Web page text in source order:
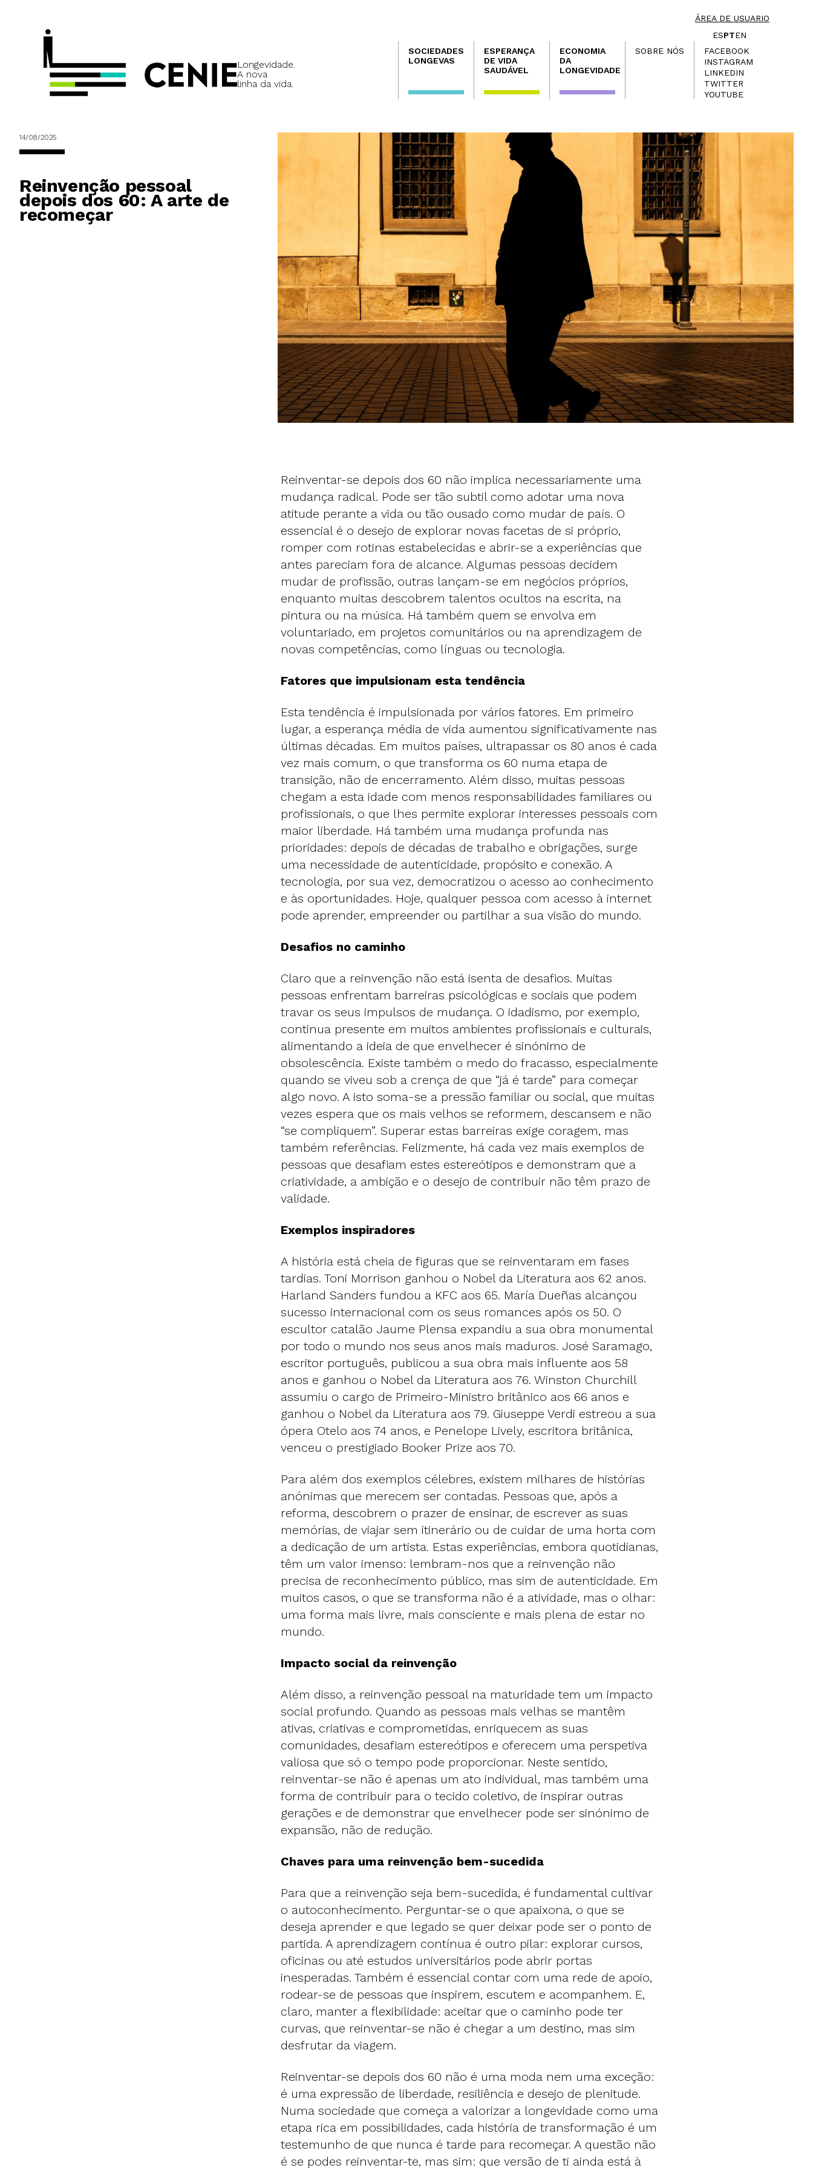
ÁREA DE USUARIO
Longevidade.
A nova
linha da vida.
ESPTEN
Navegación
principal
SOCIEDADES
LONGEVAS
ESPERANÇA
DE VIDA
SAUDÁVEL
ECONOMIA
DA
LONGEVIDADE
SOBRE NÓS
FACEBOOK
INSTAGRAM
LINKEDIN
TWITTER
YOUTUBE
14/08/2025
Reinvenção pessoal
depois dos 60: A arte de
recomeçar
Reinventar-se depois dos 60 não implica necessariamente uma
mudança radical. Pode ser tão subtil como adotar uma nova
atitude perante a vida ou tão ousado como mudar de país. O
essencial é o desejo de explorar novas facetas de si próprio,
romper com rotinas estabelecidas e abrir-se a experiências que
antes pareciam fora de alcance. Algumas pessoas decidem
mudar de profissão, outras lançam-se em negócios próprios,
enquanto muitas descobrem talentos ocultos na escrita, na
pintura ou na música. Há também quem se envolva em
voluntariado, em projetos comunitários ou na aprendizagem de
novas competências, como línguas ou tecnologia.
Fatores que impulsionam esta tendência
Esta tendência é impulsionada por vários fatores. Em primeiro
lugar, a esperança média de vida aumentou significativamente nas
últimas décadas. Em muitos países, ultrapassar os 80 anos é cada
vez mais comum, o que transforma os 60 numa etapa de
transição, não de encerramento. Além disso, muitas pessoas
chegam a esta idade com menos responsabilidades familiares ou
profissionais, o que lhes permite explorar interesses pessoais com
maior liberdade. Há também uma mudança profunda nas
prioridades: depois de décadas de trabalho e obrigações, surge
uma necessidade de autenticidade, propósito e conexão. A
tecnologia, por sua vez, democratizou o acesso ao conhecimento
e às oportunidades. Hoje, qualquer pessoa com acesso à internet
pode aprender, empreender ou partilhar a sua visão do mundo.
Desafios no caminho
Claro que a reinvenção não está isenta de desafios. Muitas
pessoas enfrentam barreiras psicológicas e sociais que podem
travar os seus impulsos de mudança. O idadismo, por exemplo,
continua presente em muitos ambientes profissionais e culturais,
alimentando a ideia de que envelhecer é sinónimo de
obsolescência. Existe também o medo do fracasso, especialmente
quando se viveu sob a crença de que “já é tarde” para começar
algo novo. A isto soma-se a pressão familiar ou social, que muitas
vezes espera que os mais velhos se reformem, descansem e não
“se compliquem”. Superar estas barreiras exige coragem, mas
também referências. Felizmente, há cada vez mais exemplos de
pessoas que desafiam estes estereótipos e demonstram que a
criatividade, a ambição e o desejo de contribuir não têm prazo de
validade.
Exemplos inspiradores
A história está cheia de figuras que se reinventaram em fases
tardias. Toni Morrison ganhou o Nobel da Literatura aos 62 anos.
Harland Sanders fundou a KFC aos 65. María Dueñas alcançou
sucesso internacional com os seus romances após os 50. O
escultor catalão Jaume Plensa expandiu a sua obra monumental
por todo o mundo nos seus anos mais maduros. José Saramago,
escritor português, publicou a sua obra mais influente aos 58
anos e ganhou o Nobel da Literatura aos 76. Winston Churchill
assumiu o cargo de Primeiro-Ministro britânico aos 66 anos e
ganhou o Nobel da Literatura aos 79. Giuseppe Verdi estreou a sua
ópera Otelo aos 74 anos, e Penelope Lively, escritora britânica,
venceu o prestigiado Booker Prize aos 70.
Para além dos exemplos célebres, existem milhares de histórias
anónimas que merecem ser contadas. Pessoas que, após a
reforma, descobrem o prazer de ensinar, de escrever as suas
memórias, de viajar sem itinerário ou de cuidar de uma horta com
a dedicação de um artista. Estas experiências, embora quotidianas,
têm um valor imenso: lembram-nos que a reinvenção não
precisa de reconhecimento público, mas sim de autenticidade. Em
muitos casos, o que se transforma não é a atividade, mas o olhar:
uma forma mais livre, mais consciente e mais plena de estar no
mundo.
Impacto social da reinvenção
Além disso, a reinvenção pessoal na maturidade tem um impacto
social profundo. Quando as pessoas mais velhas se mantêm
ativas, criativas e comprometidas, enriquecem as suas
comunidades, desafiam estereótipos e oferecem uma perspetiva
valiosa que só o tempo pode proporcionar. Neste sentido,
reinventar-se não é apenas um ato individual, mas também uma
forma de contribuir para o tecido coletivo, de inspirar outras
gerações e de demonstrar que envelhecer pode ser sinónimo de
expansão, não de redução.
Chaves para uma reinvenção bem-sucedida
Para que a reinvenção seja bem-sucedida, é fundamental cultivar
o autoconhecimento. Perguntar-se o que apaixona, o que se
deseja aprender e que legado se quer deixar pode ser o ponto de
partida. A aprendizagem contínua é outro pilar: explorar cursos,
oficinas ou até estudos universitários pode abrir portas
inesperadas. Também é essencial contar com uma rede de apoio,
rodear-se de pessoas que inspirem, escutem e acompanhem. E,
claro, manter a flexibilidade: aceitar que o caminho pode ter
curvas, que reinventar-se não é chegar a um destino, mas sim
desfrutar da viagem.
Reinventar-se depois dos 60 não é uma moda nem uma exceção:
é uma expressão de liberdade, resiliência e desejo de plenitude.
Numa sociedade que começa a valorizar a longevidade como uma
etapa rica em possibilidades, cada história de transformação é um
testemunho de que nunca é tarde para recomeçar. A questão não
é se podes reinventar-te, mas sim: que versão de ti ainda está à